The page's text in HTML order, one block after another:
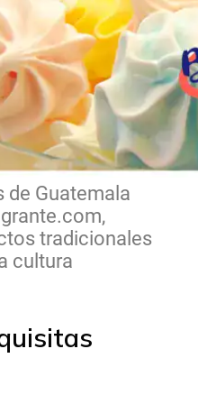
de Guatemala
tradicionales
cultura